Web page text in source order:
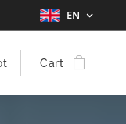
EN
Cart